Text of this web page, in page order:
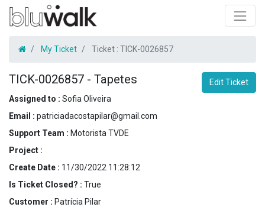
My Ticket Ticket : TICK-0026857
TICK-0026857 - Tapetes
Edit Ticket
Assigned to : Sofia Oliveira
Email : patriciadacostapilar@gmail.com
Support Team : Motorista TVDE
Project :
Create Date : 11/30/2022 11:28:12
Is Ticket Closed? : True
Customer : Patrícia Pilar